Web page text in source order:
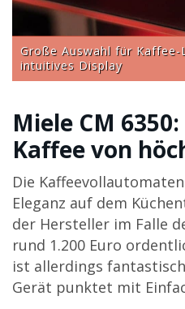
Große Auswahl für
intuitives Display
Miele CM
Kaffee von
Die
Eleganz auf dem
der Hersteller im Falle
rund 1.200 Euro
ist allerdings
Gerät punktet mit